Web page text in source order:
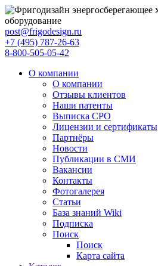
post@frigodesign.ru
+7 (495) 787-26-63
8-800-505-05-42
О компании
О компании
Отзывы клиентов
Наши патенты
Выписка СРО
Лицензии и сертификаты
Партнёры
Новости
Публикации в СМИ
Вакансии
Контакты
Фотогалерея
Статьи
База знаний Wiki
Подписка
Поиск
Поиск
Карта сайта